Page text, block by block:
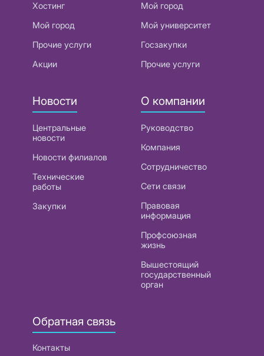
Хостинг
Мой город
Прочие услуги
Акции
Мой город
Мой университет
Госзакупки
Прочие услуги
Новости
Центральные
новости
Новости филиалов
Технические
работы
Закупки
О компании
Руководство
Компания
Сотрудничество
Сети связи
Правовая
информация
Профсоюзная
жизнь
Вышестоящий
государственный
орган
Обратная связь
Контакты